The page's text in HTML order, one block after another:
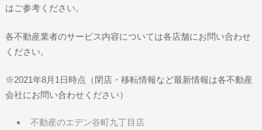
はご参考ください。
各不動産業者のサービス内容については各店舗にお問い合わせ
ください。
※2021年8月1日時点（閉店・移転情報など最新情報は各不動産
会社にお問い合わせください）
不動産のエデン谷町九丁目店